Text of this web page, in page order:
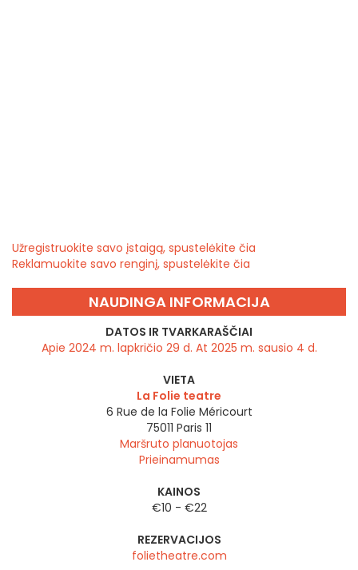
Užregistruokite savo įstaigą, spustelėkite čia
Reklamuokite savo renginį, spustelėkite čia
NAUDINGA INFORMACIJA
DATOS IR TVARKARAŠČIAI
Apie 2024 m. lapkričio 29 d. At 2025 m. sausio 4 d.
VIETA
La Folie teatre
6 Rue de la Folie Méricourt
75011 Paris 11
Maršruto planuotojas
Prieinamumas
KAINOS
€10 - €22
REZERVACIJOS
folietheatre.com